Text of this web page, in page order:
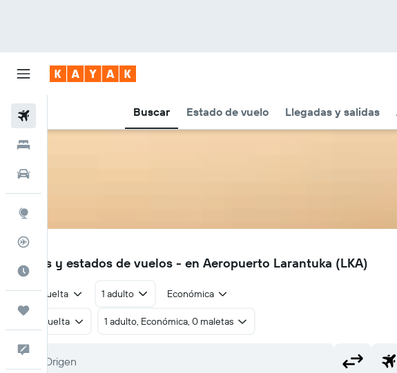
Buscar Estado de vuelo Llegadas y salidas
Cuándo ir
LKA
Vuelos y estados de vuelos - en Aeropuerto Larantuka (LKA)
Ida y vuelta 1 adulto Económica
Ida y vuelta 1 adulto, Económica, 0 maletas